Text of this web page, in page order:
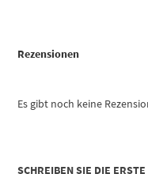
Rezensionen
Es gibt noch keine
SCHREIBEN SIE DIE